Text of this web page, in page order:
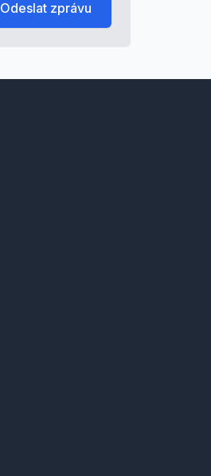
Odeslat zprávu